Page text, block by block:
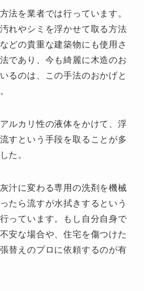
法を業者では行っています。
れやシミを浮かせて取る方法
どの貴重な建築物にも使用さ
であり、今も綺麗に木造のお
るのは、この手法のおかげと
ルカリ性の液体をかけて、浮
すという手段を取ることが多
た。
汁に変わる専用の洗剤を機械
たら流すが水拭きするという
っています。もし自分自身で
安な場合や、住宅を傷つけた
替えのプロに依頼するのが有